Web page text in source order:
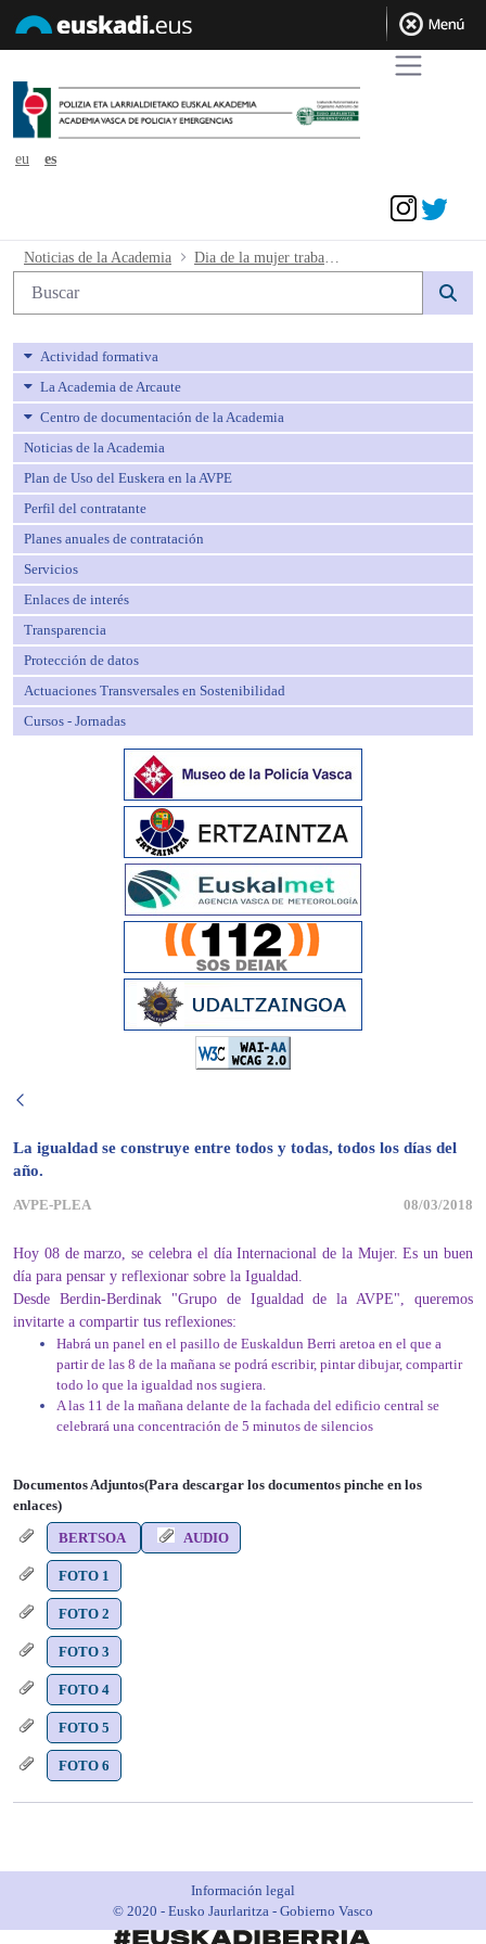
eu
es
Dia de la mujer trabajadora - avpe
Noticias de la Academia
Búsqueda web
Actividad formativa
La Academia de Arcaute
Centro de documentación de la Academia
Noticias de la Academia
Plan de Uso del Euskera en la AVPE
Perfil del contratante
Planes anuales de contratación
Servicios
Enlaces de interés
Transparencia
Protección de datos
Actuaciones Transversales en Sostenibilidad
Cursos - Jornadas
La igualdad se construye entre todos y todas, todos los días del
año.
AVPE-PLEA 08/03/2018
Hoy 08 de marzo, se celebra el día Internacional de la Mujer. Es un buen
día para pensar y reflexionar sobre la Igualdad.
Desde Berdin-Berdinak "Grupo de Igualdad de la AVPE", queremos
invitarte a compartir tus reflexiones:
Habrá un panel en el pasillo de Euskaldun Berri aretoa en el que a
partir de las 8 de la mañana se podrá escribir, pintar dibujar, compartir
todo lo que la igualdad nos sugiera.
A las 11 de la mañana delante de la fachada del edificio central se
celebrará una concentración de 5 minutos de silencios
Documentos Adjuntos(Para descargar los documentos pinche en los
enlaces)
BERTSOA
AUDIO
FOTO 1
FOTO 2
FOTO 3
FOTO 4
FOTO 5
FOTO 6
Información legal
© 2020 - Eusko Jaurlaritza - Gobierno Vasco